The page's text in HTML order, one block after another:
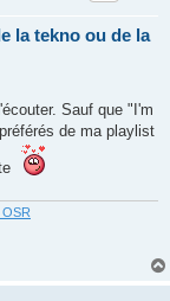
la tekno ou de la
Sauf que "I'm
de ma playlist